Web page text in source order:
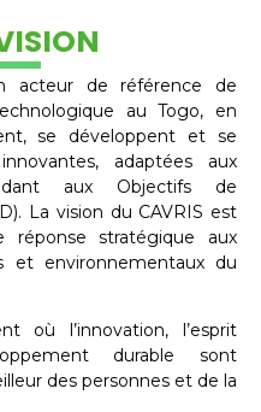
acteur de référence de
au Togo, en
se développent et se
adaptées aux
aux Objectifs de
La vision du CAVRIS est
réponse stratégique aux
et environnementaux du
où l’innovation, l’esprit
durable sont
des personnes et de la